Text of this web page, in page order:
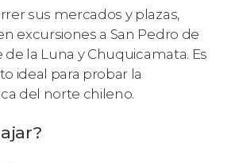
sus mercados y plazas,
excursiones a San Pedro de
de la Luna y Chuquicamata. Es
ideal para probar la
del norte chileno.